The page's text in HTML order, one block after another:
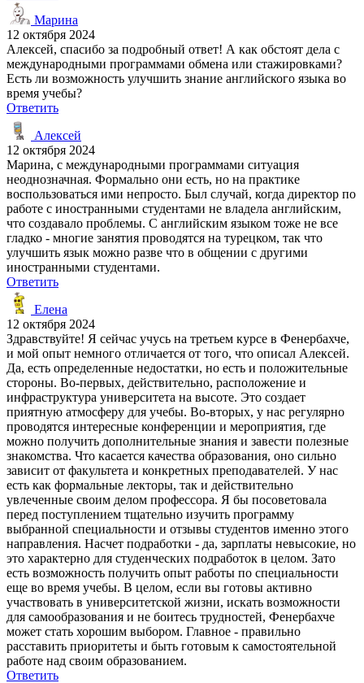
Марина
12 октября 2024
Алексей, спасибо за подробный ответ! А как обстоят дела с
международными программами обмена или стажировками?
Есть ли возможность улучшить знание английского языка во
время учебы?
Ответить
Алексей
12 октября 2024
Марина, с международными программами ситуация
неоднозначная. Формально они есть, но на практике
воспользоваться ими непросто. Был случай, когда директор по
работе с иностранными студентами не владела английским,
что создавало проблемы. С английским языком тоже не все
гладко - многие занятия проводятся на турецком, так что
улучшить язык можно разве что в общении с другими
иностранными студентами.
Ответить
Елена
12 октября 2024
Здравствуйте! Я сейчас учусь на третьем курсе в Фенербахче,
и мой опыт немного отличается от того, что описал Алексей.
Да, есть определенные недостатки, но есть и положительные
стороны. Во-первых, действительно, расположение и
инфраструктура университета на высоте. Это создает
приятную атмосферу для учебы. Во-вторых, у нас регулярно
проводятся интересные конференции и мероприятия, где
можно получить дополнительные знания и завести полезные
знакомства. Что касается качества образования, оно сильно
зависит от факультета и конкретных преподавателей. У нас
есть как формальные лекторы, так и действительно
увлеченные своим делом профессора. Я бы посоветовала
перед поступлением тщательно изучить программу
выбранной специальности и отзывы студентов именно этого
направления. Насчет подработки - да, зарплаты невысокие, но
это характерно для студенческих подработок в целом. Зато
есть возможность получить опыт работы по специальности
еще во время учебы. В целом, если вы готовы активно
участвовать в университетской жизни, искать возможности
для самообразования и не боитесь трудностей, Фенербахче
может стать хорошим выбором. Главное - правильно
расставить приоритеты и быть готовым к самостоятельной
работе над своим образованием.
Ответить